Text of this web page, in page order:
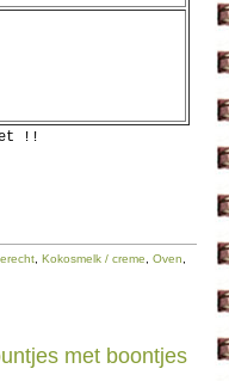
!!
Kokosmelk / creme Oven
met boontjes